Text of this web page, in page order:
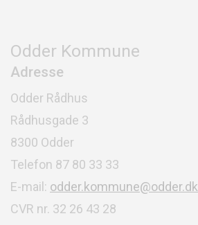
Odder Kommune
Adresse
Odder Rådhus
Rådhusgade 3
8300 Odder
Telefon 87 80 33 33
E-mail: odder.kommune@odder.dk
CVR nr. 32 26 43 28